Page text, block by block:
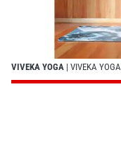
VIVEKA YOGA | VIVEKA YOGA